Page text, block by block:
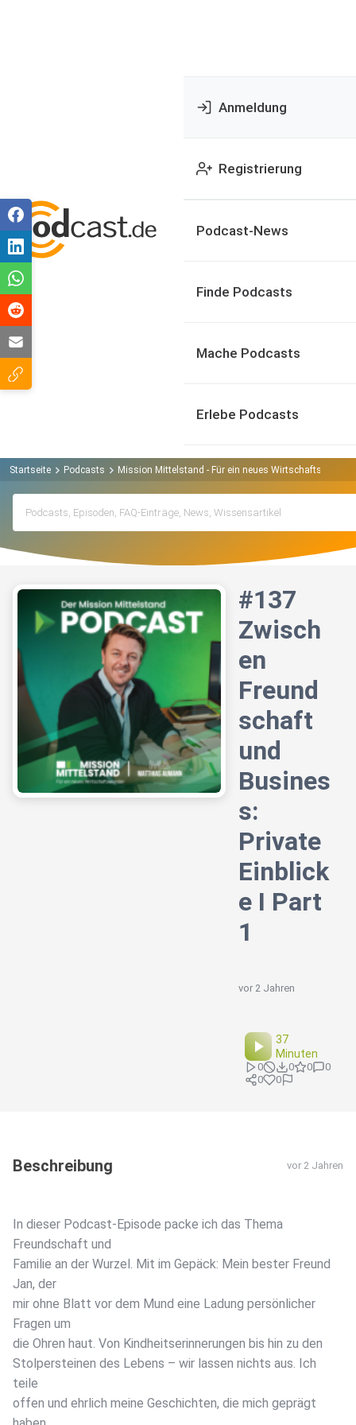
Anmeldung
Registrierung
Podcast-News
Finde Podcasts
Mache Podcasts
Erlebe Podcasts
Startseite Podcasts Mission Mittelstand - Für ein neues
#137
Zwisch
en
Freund
schaft
und
Busines
s:
Private
Einblick
e I Part
1
vor 2 Jahren
37
Minuten
0 0 0
0
0
0
Beschreibung vor 2 Jahren
In dieser Podcast-Episode packe ich das Thema
Freundschaft und
Familie an der Wurzel. Mit im Gepäck: Mein bester Freund
Jan, der
mir ohne Blatt vor dem Mund eine Ladung persönlicher
Fragen um
die Ohren haut. Von Kindheitserinnerungen bis hin zu den
Stolpersteinen des Lebens – wir lassen nichts aus. Ich
teile
offen und ehrlich meine Geschichten, die mich geprägt